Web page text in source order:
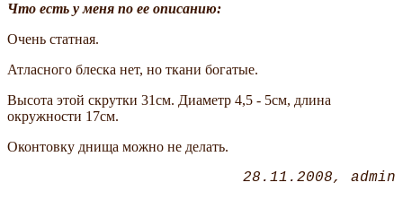
Что есть у меня по ее описанию:
Очень статная.
Атласного блеска нет, но ткани богатые.
Высота этой скрутки 31см. Диаметр 4,5 - 5см, длина
окружности 17см.
Оконтовку днища можно не делать.
28.11.2008 admin